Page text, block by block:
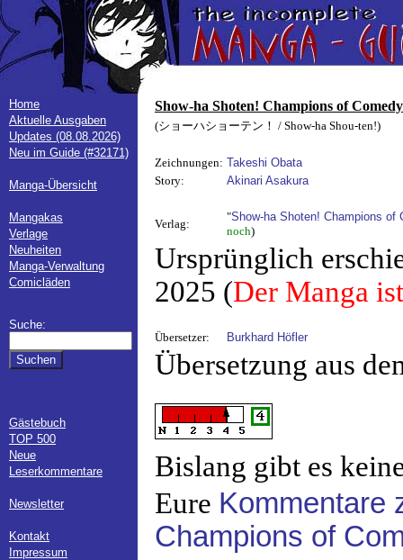
Home
Aktuelle Ausgaben
Updates (08.08.2026)
Neu im Guide (#32171)
Manga-Übersicht
Mangakas
Verlage
Neuheiten
Manga-Verwaltung
Comicläden
Suche:
Gästebuch
TOP 500
Neue
Leserkommentare
Newsletter
Kontakt
Impressum
Show-ha Shoten! Champions of Comedy
(ショーハショーテン！ / Show-ha Shou-ten!)
Zeichnungen: Takeshi Obata
Story:
Akinari Asakura
Verlag:
"Show-ha Shoten! Champions of
noch)
Ursprünglich
2025 (Der Manga
Übersetzer: Burkhard Höfler
Übersetzung aus
Bislang gibt es
Eure Kommentare
Champions of